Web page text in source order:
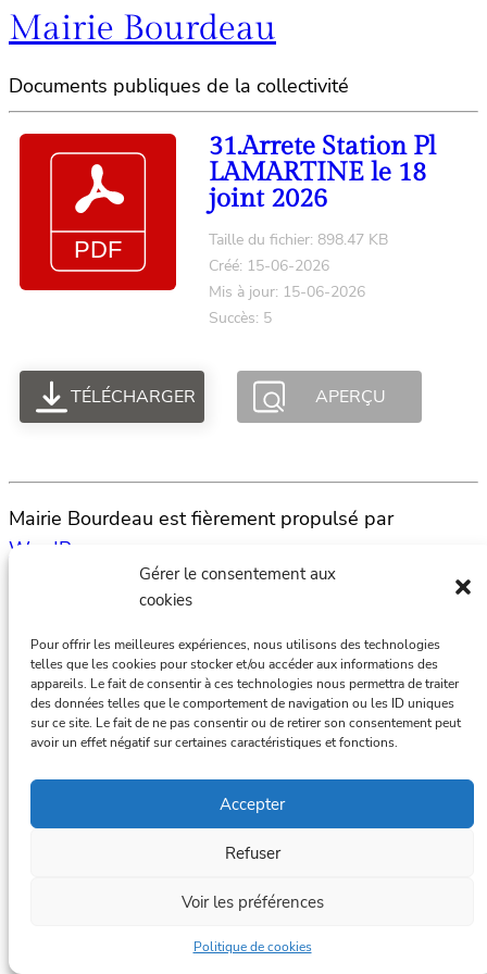
Gérer le consentement aux
cookies
Pour offrir les meilleures expériences, nous utilisons des technologies
telles que les cookies pour stocker et/ou accéder aux informations des
appareils. Le fait de consentir à ces technologies nous permettra de traiter
des données telles que le comportement de navigation ou les ID uniques
sur ce site. Le fait de ne pas consentir ou de retirer son consentement peut
avoir un effet négatif sur certaines caractéristiques et fonctions.
Accepter
Refuser
Voir les préférences
Politique de cookies
Mairie Bourdeau
Documents publiques de la collectivité
31.Arrete Station Pl
LAMARTINE le 18
joint 2026
Taille du fichier: 898.47 KB
Créé: 15-06-2026
Mis à jour: 15-06-2026
Succès: 5
TÉLÉCHARGER APERÇU
Mairie Bourdeau est fièrement propulsé par
WordPress